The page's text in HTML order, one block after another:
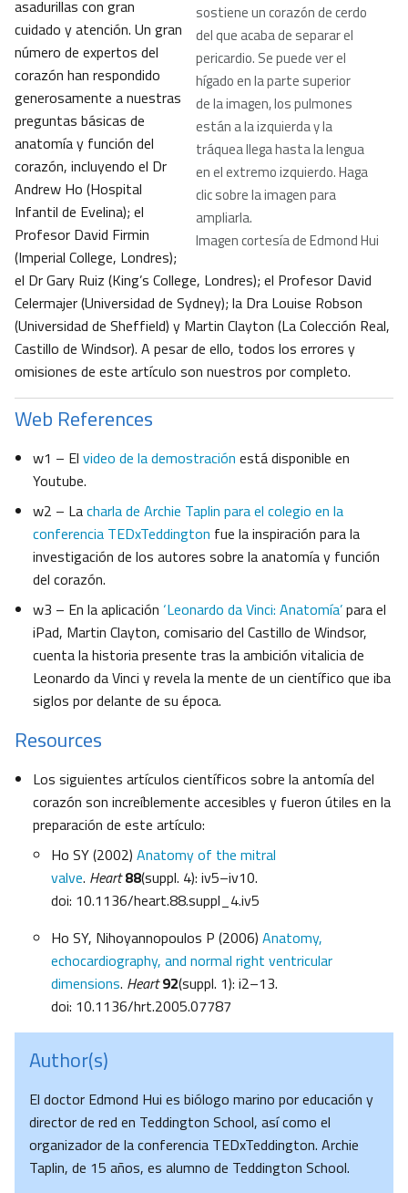
sostiene un corazón de cerdo
del que acaba de separar el
pericardio. Se puede ver el
hígado en la parte superior
de la imagen, los pulmones
están a la izquierda y la
tráquea llega hasta la lengua
en el extremo izquierdo. Haga
clic sobre la imagen para
ampliarla.
Imagen cortesía de Edmond Hui
asadurillas con gran
cuidado y atención. Un gran
número de expertos del
corazón han respondido
generosamente a nuestras
preguntas básicas de
anatomía y función del
corazón, incluyendo el Dr
Andrew Ho (Hospital
Infantil de Evelina); el
Profesor David Firmin
(Imperial College, Londres);
el Dr Gary Ruiz (King’s College, Londres); el Profesor David
Celermajer (Universidad de Sydney); la Dra Louise Robson
(Universidad de Sheffield) y Martin Clayton (La Colección Real,
Castillo de Windsor). A pesar de ello, todos los errores y
omisiones de este artículo son nuestros por completo.
Web References
w1 – El video de la demostración está disponible en
Youtube.
w2 – Lacharla de Archie Taplin para el colegio en la
conferencia TEDxTeddington fue la inspiración para la
investigación de los autores sobre la anatomía y función
del corazón.
w3 – En la aplicación ‘Leonardo da Vinci: Anatomía’para el
iPad, Martin Clayton, comisario del Castillo de Windsor,
cuenta la historia presente tras la ambición vitalicia de
Leonardo da Vinci y revela la mente de un científico que iba
siglos por delante de su época.
Resources
Los siguientes artículos científicos sobre la antomía del
corazón son increíblemente accesibles y fueron útiles en la
preparación de este artículo:
Ho SY (2002) Anatomy of the mitral
valve. Heart 88(suppl. 4): iv5–iv10.
doi: 10.1136/heart.88.suppl_4.iv5
Ho SY, Nihoyannopoulos P (2006) Anatomy,
echocardiography, and normal right ventricular
dimensions. Heart 92(suppl. 1): i2–13.
doi: 10.1136/hrt.2005.07787
Author(s)
El doctor Edmond Hui es biólogo marino por educación y
director de red en Teddington School, así como el
organizador de la conferencia TEDxTeddington. Archie
Taplin, de 15 años, es alumno de Teddington School.